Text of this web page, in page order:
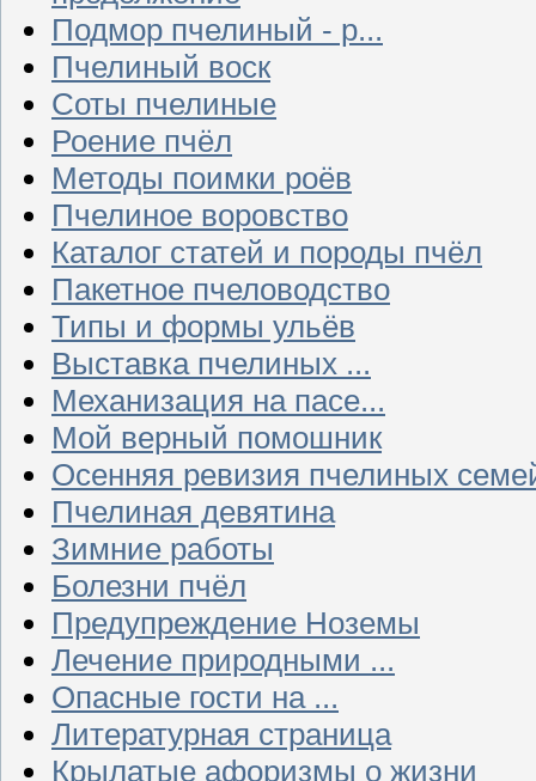
Подмор пчелиный - р...
Пчелиный воск
Соты пчелиные
Роение пчёл
Методы поимки роёв
Пчелиное воровство
Каталог статей и породы пчёл
Пакетное пчеловодство
Типы и формы ульёв
Выставка пчелиных ...
Механизация на пасе...
Мой верный помошник
Осенняя ревизия пчелиных
Пчелиная девятина
Зимние работы
Болезни пчёл
Предупреждение Ноземы
Лечение природными ...
Опасные гости на ...
Литературная страница
Крылатые афоризмы о жизни